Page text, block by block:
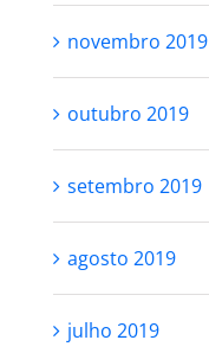
novembro 2019
outubro 2019
setembro 2019
agosto 2019
julho 2019